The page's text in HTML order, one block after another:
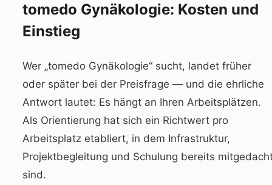
tomedo Gynäkologie: Kosten und
Einstieg
Wer „tomedo Gynäkologie“ sucht, landet früher
oder später bei der Preisfrage — und die ehrliche
Antwort lautet: Es hängt an Ihren Arbeitsplätzen.
Als Orientierung hat sich ein Richtwert pro
Arbeitsplatz etabliert, in dem Infrastruktur,
Projektbegleitung und Schulung bereits
sind.